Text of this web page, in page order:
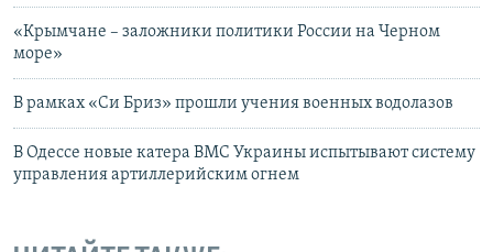
«Крымчане – заложники политики России на Черном
море»
В рамках «Си Бриз» прошли учения военных водолазов
В Одессе новые катера ВМС Украины испытывают систему
управления артиллерийским огнем